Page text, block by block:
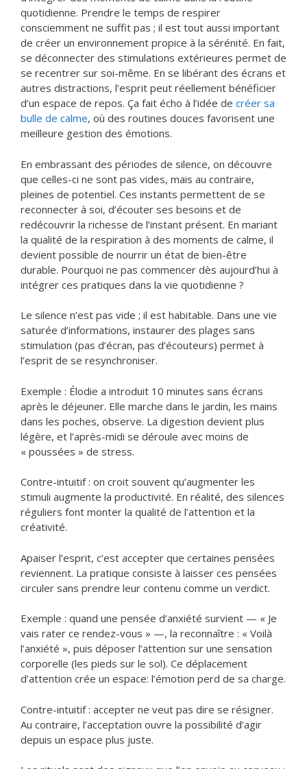
quotidienne. Prendre le temps de respirer
consciemment ne suffit pas ; il est tout aussi important
de créer un environnement propice à la sérénité. En fait,
se déconnecter des stimulations extérieures permet de
se recentrer sur soi-même. En se libérant des écrans et
autres distractions, l’esprit peut réellement bénéficier
d’un espace de repos. Ça fait écho à l’idée de créer sa
bulle de calme, où des routines douces favorisent une
meilleure gestion des émotions.
En embrassant des périodes de silence, on découvre
que celles-ci ne sont pas vides, mais au contraire,
pleines de potentiel. Ces instants permettent de se
reconnecter à soi, d’écouter ses besoins et de
redécouvrir la richesse de l’instant présent. En mariant
la qualité de la respiration à des moments de calme, il
devient possible de nourrir un état de bien-être
durable. Pourquoi ne pas commencer dès aujourd’hui à
intégrer ces pratiques dans la vie quotidienne ?
Le silence n’est pas vide ; il est habitable. Dans une vie
saturée d’informations, instaurer des plages sans
stimulation (pas d’écran, pas d’écouteurs) permet à
l’esprit de se resynchroniser.
Exemple : Élodie a introduit 10 minutes sans écrans
après le déjeuner. Elle marche dans le jardin, les mains
dans les poches, observe. La digestion devient plus
légère, et l’après-midi se déroule avec moins de
« poussées » de stress.
Contre-intuitif : on croit souvent qu’augmenter les
stimuli augmente la productivité. En réalité, des silences
réguliers font monter la qualité de l’attention et la
créativité.
Apaiser l’esprit, c’est accepter que certaines pensées
reviennent. La pratique consiste à laisser ces pensées
circuler sans prendre leur contenu comme un verdict.
Exemple : quand une pensée d’anxiété survient — « Je
vais rater ce rendez-vous » —, la reconnaître : « Voilà
l’anxiété », puis déposer l’attention sur une sensation
corporelle (les pieds sur le sol). Ce déplacement
d’attention crée un espace: l’émotion perd de sa charge.
Contre-intuitif : accepter ne veut pas dire se résigner.
Au contraire, l’acceptation ouvre la possibilité d’agir
depuis un espace plus juste.